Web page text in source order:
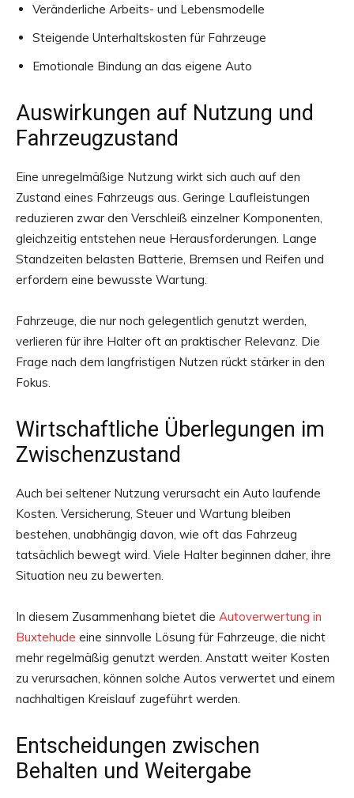
Veränderliche Arbeits- und Lebensmodelle
Steigende Unterhaltskosten für Fahrzeuge
Emotionale Bindung an das eigene Auto
Auswirkungen auf Nutzung und
Fahrzeugzustand
Eine unregelmäßige Nutzung wirkt sich auch auf den
Zustand eines Fahrzeugs aus. Geringe Laufleistungen
reduzieren zwar den Verschleiß einzelner Komponenten,
gleichzeitig entstehen neue Herausforderungen. Lange
Standzeiten belasten Batterie, Bremsen und Reifen und
erfordern eine bewusste Wartung.
Fahrzeuge, die nur noch gelegentlich genutzt werden,
verlieren für ihre Halter oft an praktischer Relevanz. Die
Frage nach dem langfristigen Nutzen rückt stärker in den
Fokus.
Wirtschaftliche Überlegungen im
Zwischenzustand
Auch bei seltener Nutzung verursacht ein Auto laufende
Kosten. Versicherung, Steuer und Wartung bleiben
bestehen, unabhängig davon, wie oft das Fahrzeug
tatsächlich bewegt wird. Viele Halter beginnen daher, ihre
Situation neu zu bewerten.
In diesem Zusammenhang bietet die Autoverwertung in
Buxtehude eine sinnvolle Lösung für Fahrzeuge, die nicht
mehr regelmäßig genutzt werden. Anstatt weiter Kosten
zu verursachen, können solche Autos verwertet und einem
nachhaltigen Kreislauf zugeführt werden.
Entscheidungen zwischen
Behalten und Weitergabe